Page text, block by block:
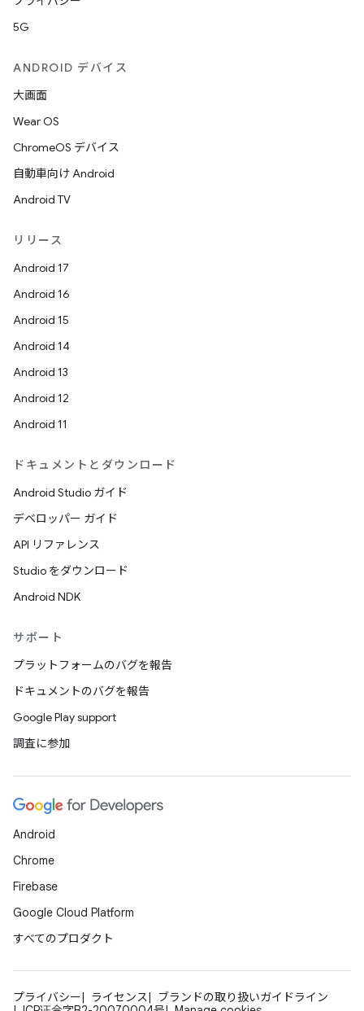
5G
ANDROID デバイス
大画面
Wear OS
ChromeOS デバイス
自動車向け Android
Android TV
リリース
Android 17
Android 16
Android 15
Android 14
Android 13
Android 12
Android 11
ドキュメントとダウンロード
Android Studio ガイド
デベロッパー ガイド
API リファレンス
Studio をダウンロード
Android NDK
サポート
プラットフォームのバグを報告
ドキュメントのバグを報告
Google Play support
調査に参加
Android
Chrome
Firebase
Google Cloud Platform
すべてのプロダクト
プライバシー ライセンス
ブランドの取り扱いガイドライン